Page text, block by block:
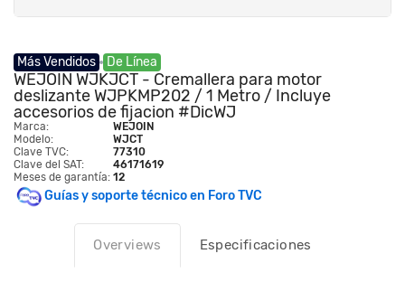
Más Vendidos De Línea
WEJOIN WJKJCT - Cremallera para motor
deslizante WJPKMP202 / 1 Metro / Incluye
accesorios de fijacion #DicWJ
Marca:
WEJOIN
Modelo:
WJCT
Clave TVC:
77310
Clave del SAT:
46171619
Meses de garantía: 12
Guías y soporte técnico en Foro TVC
Overviews Especificaciones